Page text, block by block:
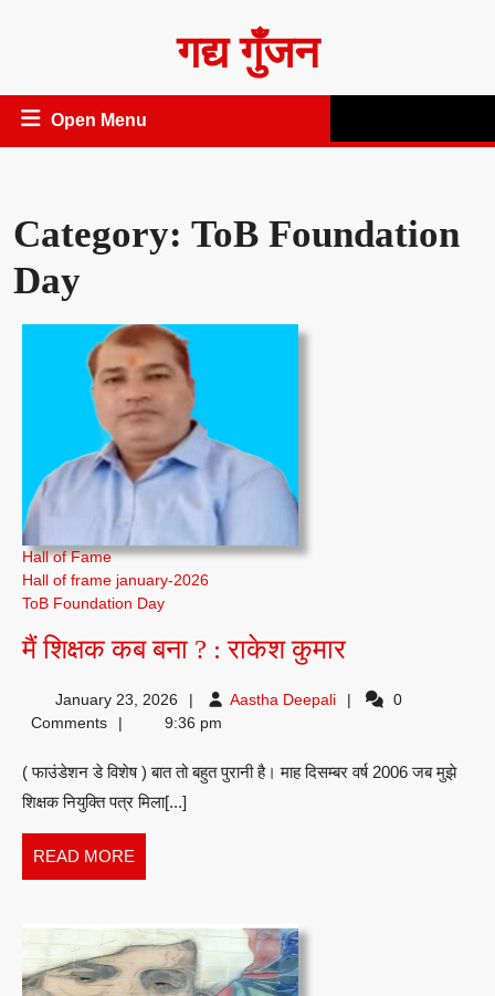
गद्य गुँजन
Open Menu
Category: ToB Foundation
Day
Hall of Fame
Hall of frame january-2026
ToB Foundation Day
मैं शिक्षक कब बना ? : राकेश कुमारमैं
कब
?
January 23, 2026 Aastha DeepaliAastha 0
Comments
9:36 pm
( फाउंडेशन डे विशेष ) बात तो बहुत पुरानी है। माह दिसम्बर वर्ष 2006 जब मुझे
शिक्षक नियुक्ति पत्र मिला[...]
READ MORE
MORE